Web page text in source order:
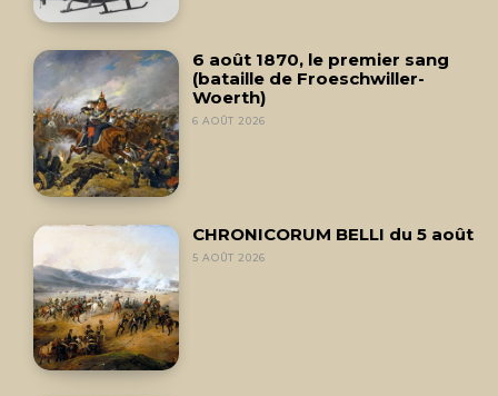
6 août 1870, le premier sang
(bataille de Froeschwiller-
Woerth)
6 AOÛT 2026
CHRONICORUM BELLI du 5 août
5 AOÛT 2026